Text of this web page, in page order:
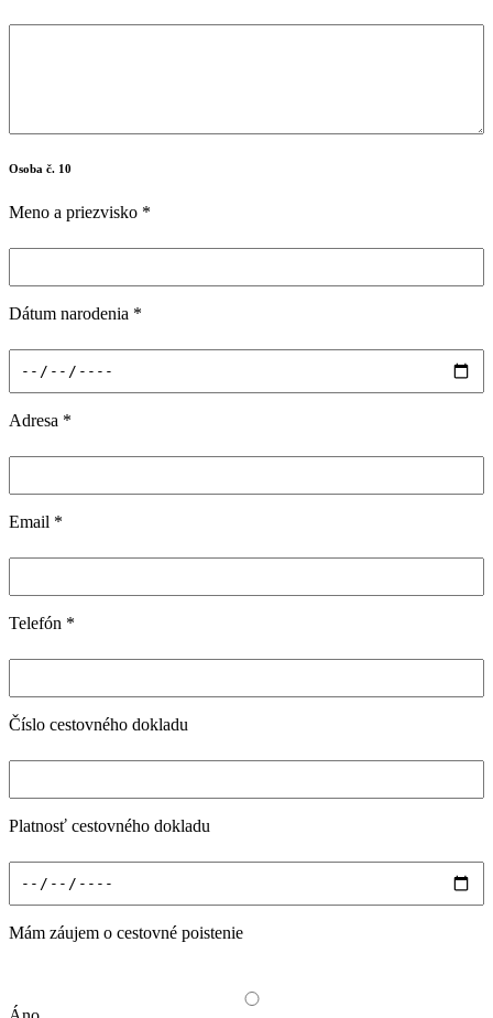
Osoba č. 10
Meno a priezvisko *
Dátum narodenia *
Adresa *
Email *
Telefón *
Číslo cestovného dokladu
Platnosť cestovného dokladu
Mám záujem o cestovné poistenie